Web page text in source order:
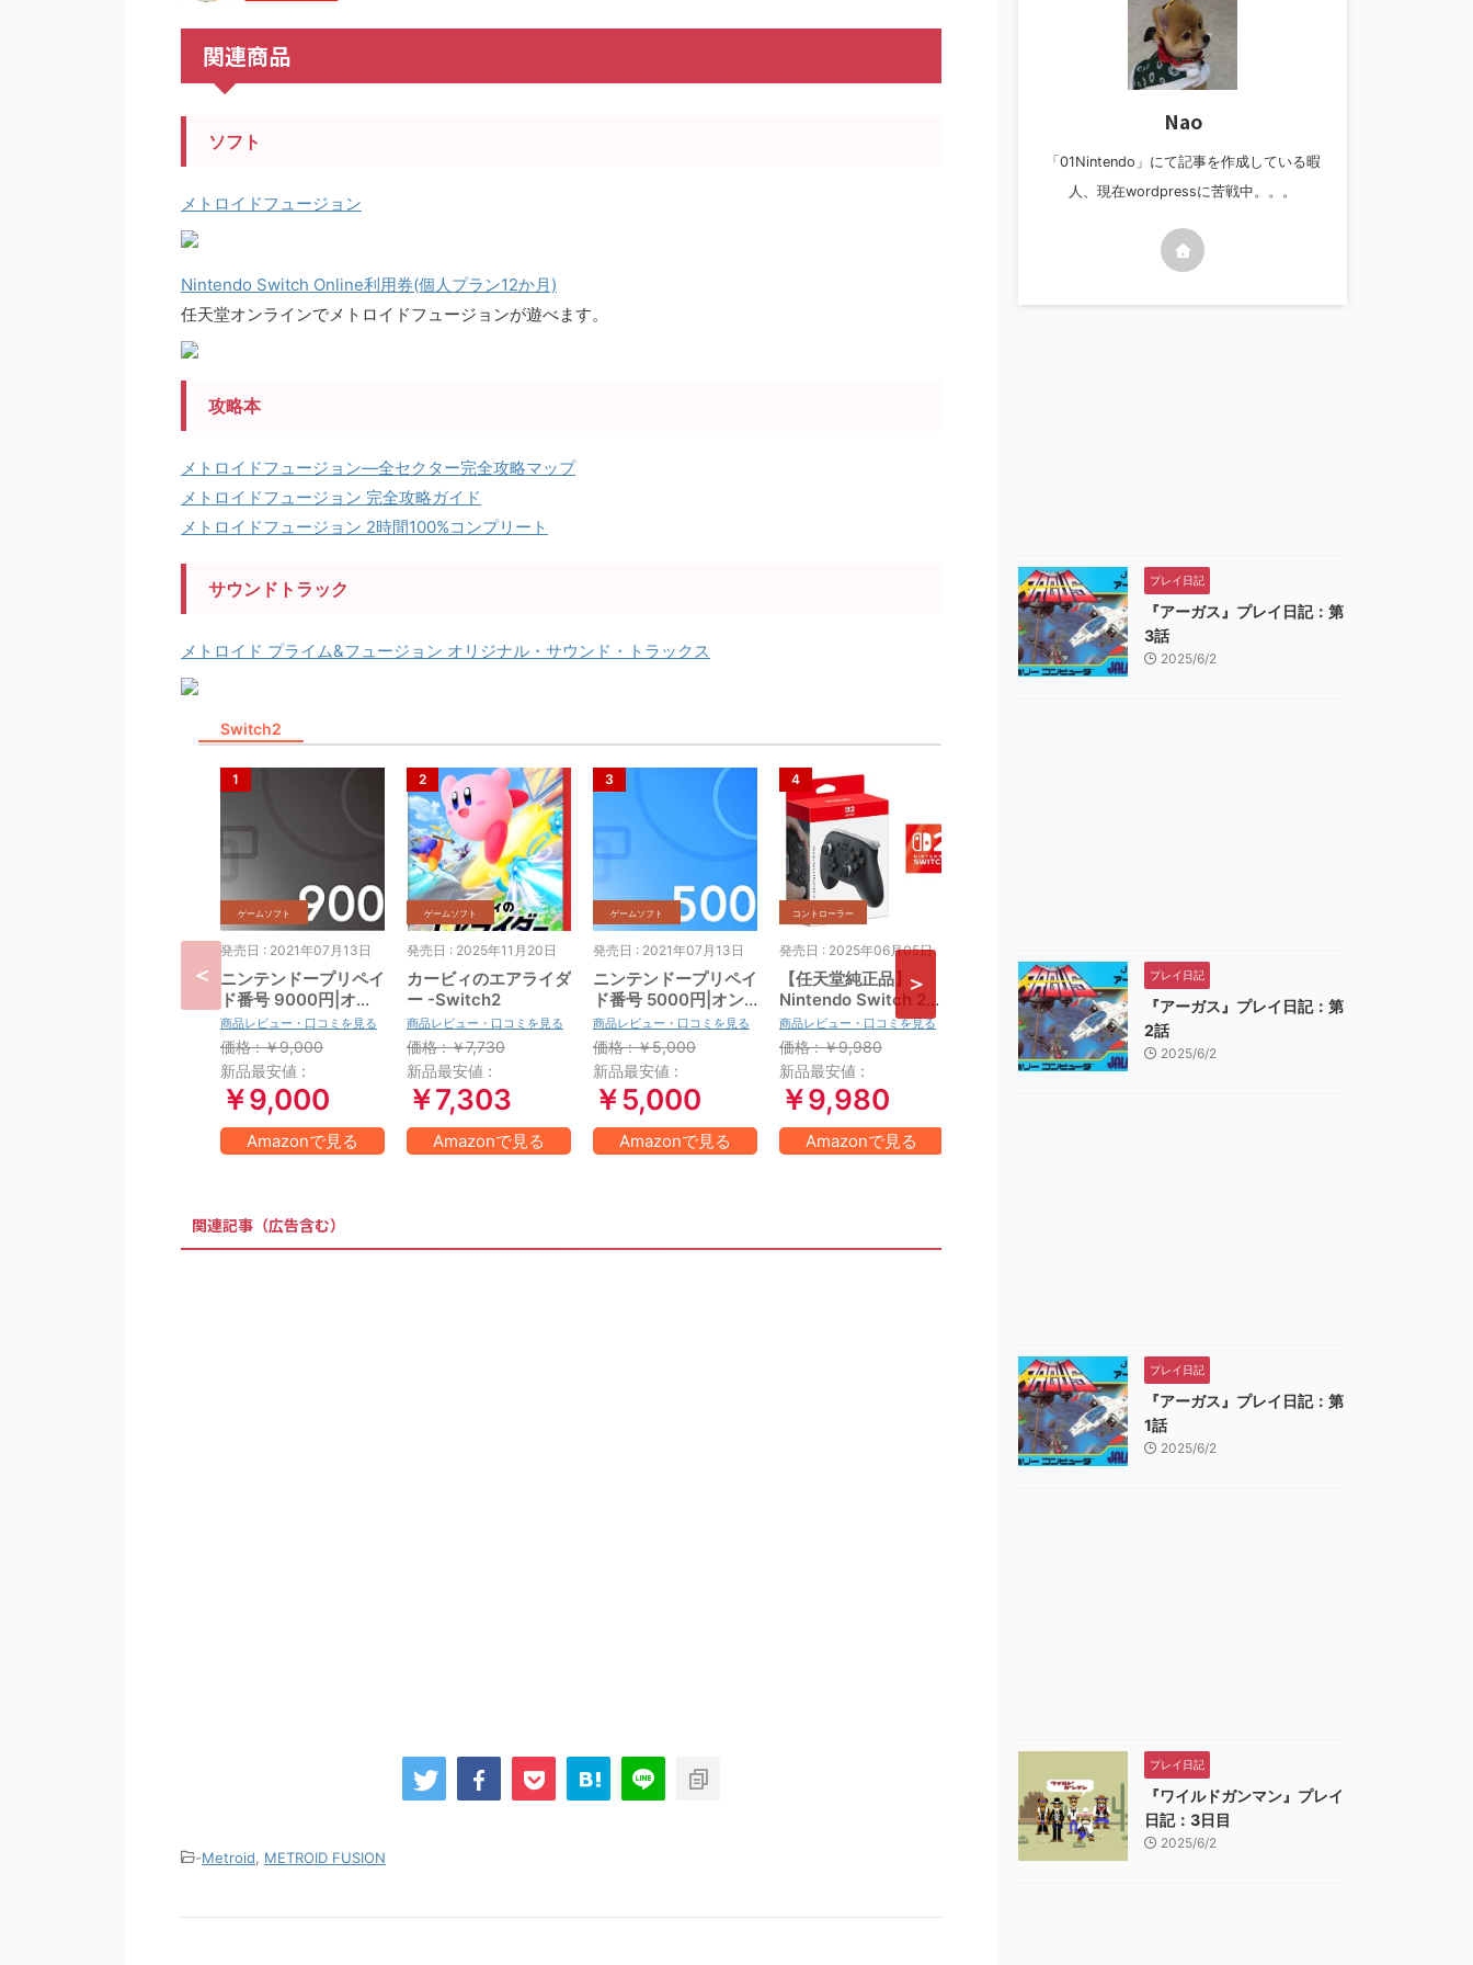
関連商品
ソフト
メトロイドフュージョン
Nintendo Switch Online利用券(個人プラン12か月)
任天堂オンラインでメトロイドフュージョンが遊べます。
攻略本
メトロイドフュージョン―全セクター完全攻略マップ
メトロイドフュージョン 完全攻略ガイド
メトロイドフュージョン 2時間100%コンプリート
サウンドトラック
メトロイド プライム&フュージョン オリジナル・サウンド・トラックス
Switch2
ゲームソフト
発売日 : 2021年07月13日
ニンテンドープリペイ
ド番号 9000円|オン
ラインコード版
商品レビュー・口コミを見る
価格 : ￥9,000
新品最安値 :
￥9,000
Amazonで見る
ゲームソフト
発売日 : 2025年11月20日
カービィのエアライダ
ー -Switch2
商品レビュー・口コミを見る
価格 : ￥7,730
新品最安値 :
￥7,303
Amazonで見る
ゲームソフト
発売日 : 2021年07月13日
ニンテンドープリペイ
ド番号 5000円|オン
ラインコード版
商品レビュー・口コミを見る
価格 : ￥5,000
新品最安値 :
￥5,000
Amazonで見る
コントローラー
発売日 : 2025年06月05日
【任天堂純正品】
Nintendo Switch 2
Proコントローラー
【Amazon.co.jp限定
特典】Nintendo
Switch 2 ロゴデザイ
ンステッカー 同梱
商品レビュー・口コミを見る
価格 : ￥9,980
新品最安値 :
￥9,980
Amazonで見る
桃太郎電鉄2 ~あなた
の町も きっとある~
Nintendo Switch 2
Edition 東日本編+西
商品レビュー・口コミを見る
価格 : ￥7,345
新品最安値 :
Pokémon LEGENDS
Z-A Nintendo
Switch 2 Edition（ポ
ケモン レジェンズ ゼ
ットエー） -Switch2
商品レビュー・口コミを見る
価格 : ￥7,018
ド番号 1000円|
ラインコード版
関連記事（広告含む）
-Metroid METROID FUSION
Nao
「01Nintendo」にて記事を作成している暇
人、現在wordpressに苦戦中。。。
プレイ日記
『アーガス』プレイ日記：第
3話
2025/6/2
プレイ日記
『アーガス』プレイ日記：第
2話
2025/6/2
プレイ日記
『アーガス』プレイ日記：第
1話
2025/6/2
プレイ日記
『ワイルドガンマン』プレイ
日記：3日目
2025/6/2